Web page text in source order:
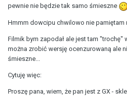
pewnie nie będzie tak samo śmieszne
Hmmm dowcipu chwilowo nie pamiętam
Filmik bym zapodał ale jest tam "trochę"
można zrobić wersję ocenzurowaną ale
śmieszne...
Cytuję więc:
Proszę pana, wiem, że pan jest z GX -